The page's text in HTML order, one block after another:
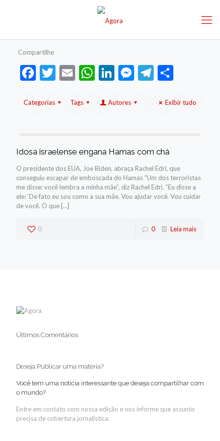
Compartilhe
Facebook
Twitter
EmailWhatsApp
LinkedIn
Messenger
Telegram
Share
Categorias Tags Autores Exibir tudo
Idosa israelense engana Hamas com chá
O presidente dos EUA, Joe Biden, abraça Rachel Edri, que
conseguiu escapar de emboscada do Hamas “Um dos terroristas
me disse: você lembra a minha mãe”, diz Rachel Edri. “Eu disse a
ele: ‘De fato eu sou como a sua mãe. Vou ajudar você. Vou cuidar
de você. O que […]
0 0 Leia mais
Últimos Comentários
Deseja Publicar uma matéria?
Você tem uma notícia interessante que deseja compartilhar com
o mundo?
Entre em contato com nossa edição e nos informe que assunto
precisa de cobertura jornalística.